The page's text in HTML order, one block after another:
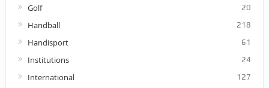
Golf 20
Handball 218
Handisport 61
Institutions 24
International 127